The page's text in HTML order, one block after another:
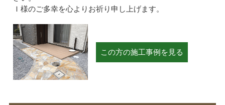
Ｉ様のご多幸を心よりお祈り申し上げます。
この方の施工事例を見る